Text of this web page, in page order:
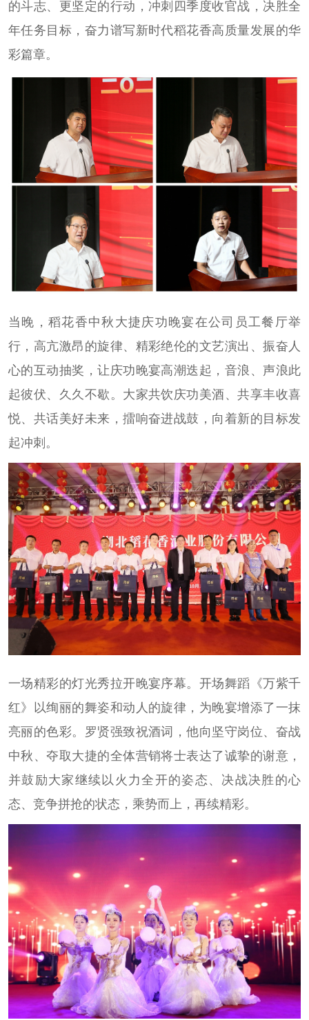
的斗志、更坚定的行动，冲刺四季度收官战，决胜全
年任务目标，奋力谱写新时代稻花香高质量发展的华
彩篇章。
当晚，稻花香中秋大捷庆功晚宴在公司员工餐厅举
行，高亢激昂的旋律、精彩绝伦的文艺演出、振奋人
心的互动抽奖，让庆功晚宴高潮迭起，音浪、声浪此
起彼伏、久久不歇。大家共饮庆功美酒、共享丰收喜
悦、共话美好未来，擂响奋进战鼓，向着新的目标发
起冲刺。
一场精彩的灯光秀拉开晚宴序幕。开场舞蹈《万紫千
红》以绚丽的舞姿和动人的旋律，为晚宴增添了一抹
亮丽的色彩。罗贤强致祝酒词，他向坚守岗位、奋战
中秋、夺取大捷的全体营销将士表达了诚挚的谢意，
并鼓励大家继续以火力全开的姿态、决战决胜的心
态、竞争拼抢的状态，乘势而上，再续精彩。